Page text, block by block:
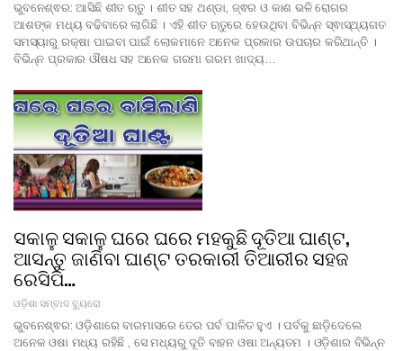
ଭୁବନେଶ୍ଵର: ଆସିଛି ଶୀତ ଋତୁ । ଶୀତ ସହ ଥଣ୍ଡା, ଜ୍ଵର ଓ କାଶ ଭଳି ରୋଗର
ଆଶଙ୍କ ମଧ୍ୟ ବଢିବାରେ ଲାଗିଛି । ଏହି ଶୀତ ଋତୁରେ ହେଉଥିବା ବିଭିନ୍ନ ସ୍ଵାସ୍ଥ୍ୟଗତ
ସମସ୍ୟାରୁ ରକ୍ଷା ପାଇବା ପାଇଁ ଲୋକମାନେ ଅନେକ ପ୍ରକାର ଉପଚାର କରିଥାନ୍ତି ।
ବିଭିନ୍ନ ପ୍ରକାର ଔଷଧ ସହ ଅନେକ ଗରମା ଗରମ ଖାଦ୍ୟ…
ସକାଳୁ ସକାଳୁ ଘରେ ଘରେ ମହକୁଛି ଦୂତିଆ ଘାଣ୍ଟ,
ଆସନ୍ତୁ ଜାଣିବା ଘାଣ୍ଟ ତରକାରୀ ତିଆରୀର ସହଜ
ରେସିପି…
ଓଡ଼ିଶା ସମ୍ବାଦ ବ୍ୟୁରୋ
ଭୁବନେଶ୍ଵର: ଓଡ଼ିଶାରେ ବାରମାସରେ ତେର ପର୍ବ ପାଳିତ ହୁଏ । ପର୍ବକୁ ଛାଡ଼ିଦେଲେ
ଅନେକ ଓଷା ମଧ୍ୟ ରହିଛି , ସେ ମଧ୍ୟରୁ ଦୂତି ବାହନ ଓଷା ଅନ୍ୟତମ । ଓଡ଼ିଶାର ବିଭିନ୍ନ